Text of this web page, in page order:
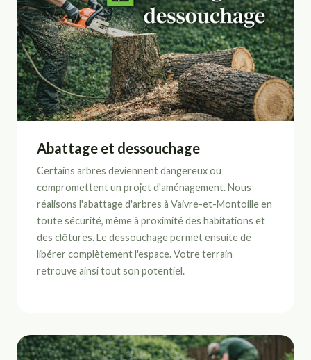
Abattage et dessouchage
Certains arbres deviennent dangereux ou
compromettent un projet d'aménagement. Nous
réalisons l'abattage d'arbres à Vaivre-et-Montoille en
toute sécurité, même à proximité des habitations et
des clôtures. Le dessouchage permet ensuite de
libérer complètement l'espace. Votre terrain
retrouve ainsi tout son potentiel.